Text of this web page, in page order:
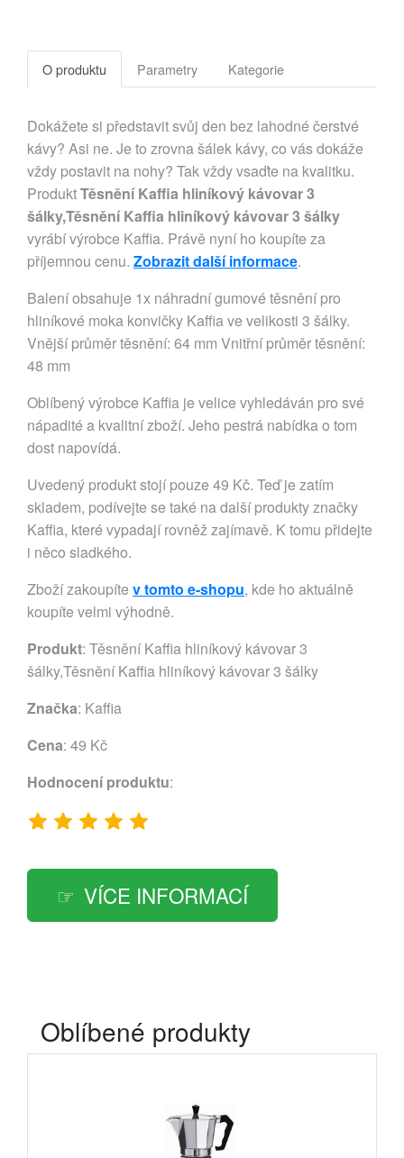
O produktu Parametry Kategorie
Dokážete si představit svůj den bez lahodné čerstvé
kávy? Asi ne. Je to zrovna šálek kávy, co vás dokáže
vždy postavit na nohy? Tak vždy vsaďte na kvalitku.
ProduktTěsnění Kaffia hliníkový kávovar 3
šálky,Těsnění Kaffia hliníkový kávovar 3 šálky
vyrábí výrobce Kaffia. Právě nyní ho koupíte za
příjemnou cenu. Zobrazit další informace.
Balení obsahuje 1x náhradní gumové těsnění pro
hliníkové moka konvičky Kaffia ve velikosti 3 šálky.
Vnější průměr těsnění: 64 mm Vnitřní průměr těsnění:
48 mm
Oblíbený výrobce Kaffia je velice vyhledáván pro své
nápadité a kvalitní zboží. Jeho pestrá nabídka o tom
dost napovídá.
Uvedený produkt stojí pouze 49 Kč. Teď je zatím
skladem, podívejte se také na další produkty značky
Kaffia, které vypadají rovněž zajímavě. K tomu přidejte
i něco sladkého.
Zboží zakoupíte v tomto e-shopu, kde ho aktuálně
koupíte velmi výhodně.
Produkt: Těsnění Kaffia hliníkový kávovar 3
šálky,Těsnění Kaffia hliníkový kávovar 3 šálky
Značka: Kaffia
Cena: 49 Kč
Hodnocení produktu:
VÍCE INFORMACÍ
Oblíbené produkty